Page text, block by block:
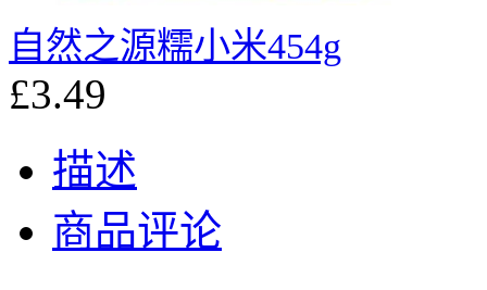
自然之源糯小米454g
£3.49
描述
商品评论